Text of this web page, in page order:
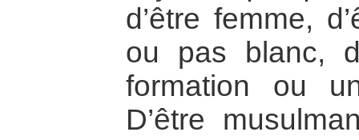
d’être femme,
ou pas blanc,
formation ou
D’être